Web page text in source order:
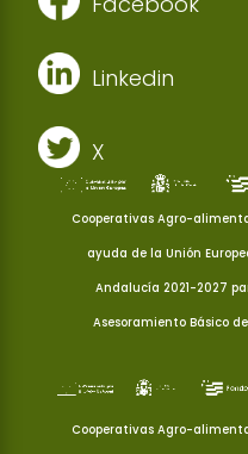
Linkedin
X
Cooperativas Agro-
ayuda de la Unión
Andalucía 2021-2027
Asesoramiento Básico
Cooperativas Agro-